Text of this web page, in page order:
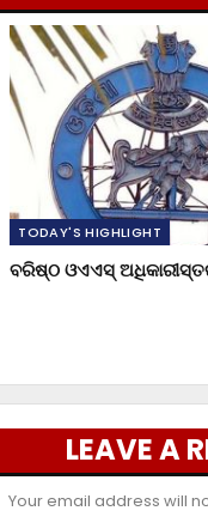
TODAY'S HIGHLIGHT
ବରିଷ୍ଠ ଓଏଏସ୍‌
LEAVE A
Your email address will